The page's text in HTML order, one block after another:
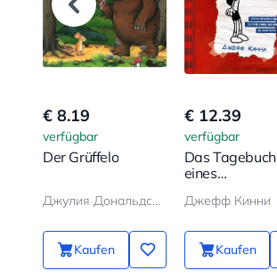
€ 8.19
verfügbar
Der Grüffelo
Джулия Дональдсон, Аксель Шеффлер
Kaufen
€ 12.39
verfügbar
Das Tagebuch
eines
Джефф Кинни
Kaufen